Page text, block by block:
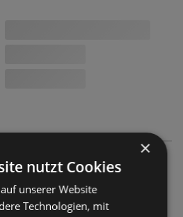
×
nutzt Cookies
unserer Website
Technologien, mit